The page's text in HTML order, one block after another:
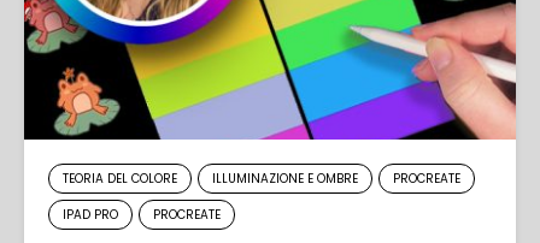
TEORIA DEL COLORE ILLUMINAZIONE E OMBRE
PROCREATE
IPAD PRO
PROCREATE